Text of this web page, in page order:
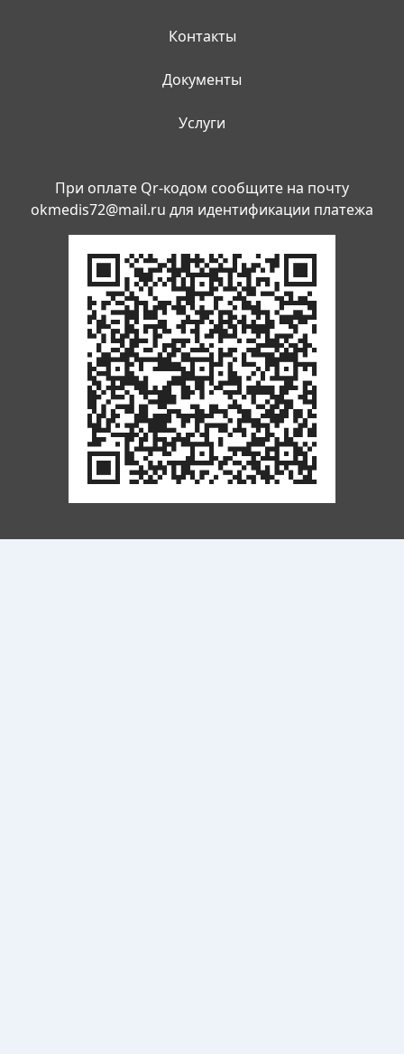
Контакты
Документы
Услуги
При оплате Qr-кодом сообщите на почту
okmedis72@mail.ru для идентификации платежа